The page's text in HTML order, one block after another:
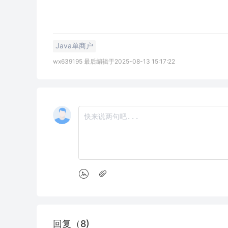
Java单商户
wx639195 最后编辑于2025-08-13 15:17:22
回复（8)